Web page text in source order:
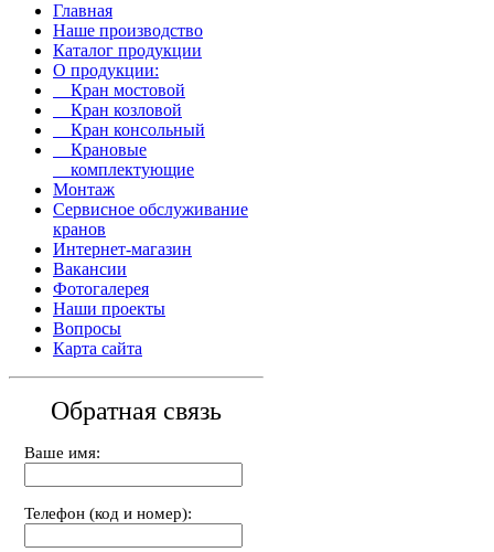
Главная
Наше производство
Каталог продукции
О продукции:
Кран мостовой
Кран козловой
Кран консольный
Крановые
комплектующие
Монтаж
Сервисное обслуживание
кранов
Интернет-магазин
Вакансии
Фотогалерея
Наши проекты
Вопросы
Карта сайта
Обратная связь
Ваше имя:
Телефон (код и номер):